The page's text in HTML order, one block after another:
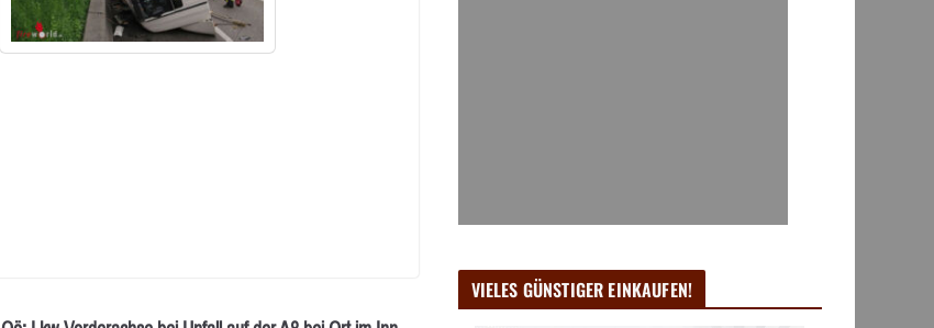
VIELES GÜNSTIGER EINKAUFEN!